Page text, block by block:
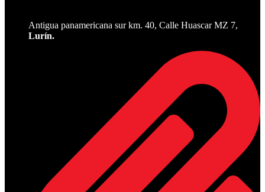
Antigua panamericana sur km. 40, Calle Huascar MZ 7,
Lurín.